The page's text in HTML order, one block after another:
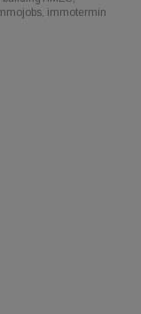
immotermin